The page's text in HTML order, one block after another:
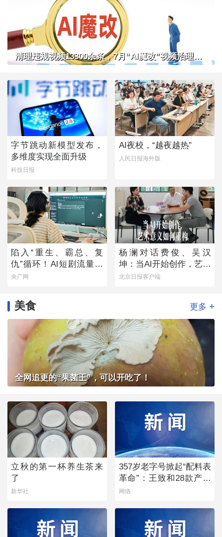
清理违规视频13300余条，7月“AI魔改”视频治理成果公布
字节跳动新模型发布，
多维度实现全面升级
科技日报
AI夜校，“越夜越热”
人民日报海外版
陷入“重生、霸总、复
仇”循环！AI短剧流量狂
欢背后
央广网
杨澜对话费俊、吴汉
坤：当AI开始创作，艺术
意义如何重构
北京日报客户端
美食 更多 +
全网追更的“果菌王”，可以开吃了！
立秋的第一杯养生茶来
了
新华社
357岁老字号掀起“配料表
革命”：王致和28款产品
获清洁标签0级评价
网络